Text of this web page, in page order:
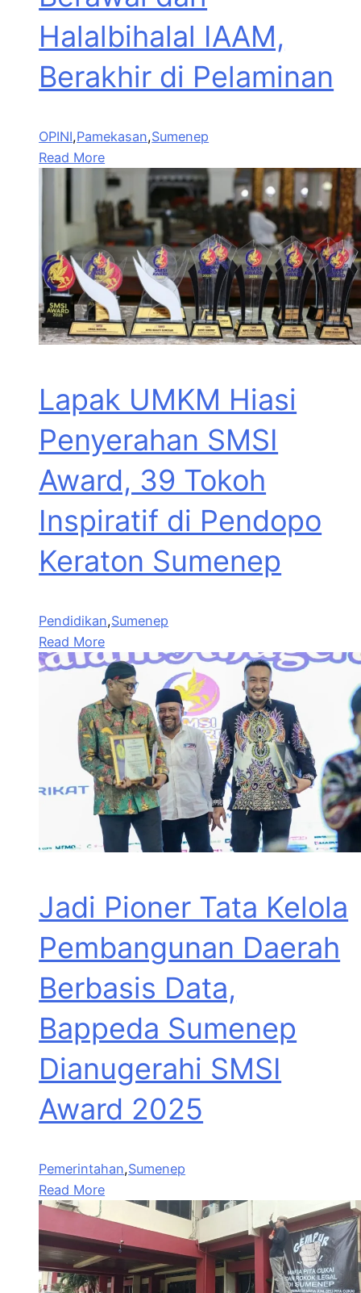
Halalbihalal IAAM,
Berakhir di Pelaminan
OPINI,Pamekasan,Sumenep
Read More
Lapak UMKM Hiasi
Penyerahan SMSI
Award, 39 Tokoh
Inspiratif di Pendopo
Keraton Sumenep
Pendidikan,Sumenep
Read More
Jadi Pioner Tata Kelola
Pembangunan Daerah
Berbasis Data,
Bappeda Sumenep
Dianugerahi SMSI
Award 2025
Pemerintahan,Sumenep
Read More